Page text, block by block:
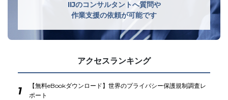
IIJのコンサルタントへ質問や
作業支援の依頼が可能です
アクセスランキング
1
【無料eBookダウンロード】世界のプライバシー保護規制調査レ
ポート